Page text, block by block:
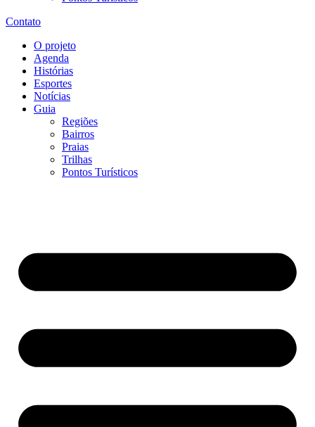
Contato
O projeto
Agenda
Histórias
Esportes
Notícias
Guia
Regiões
Bairros
Praias
Trilhas
Pontos Turísticos